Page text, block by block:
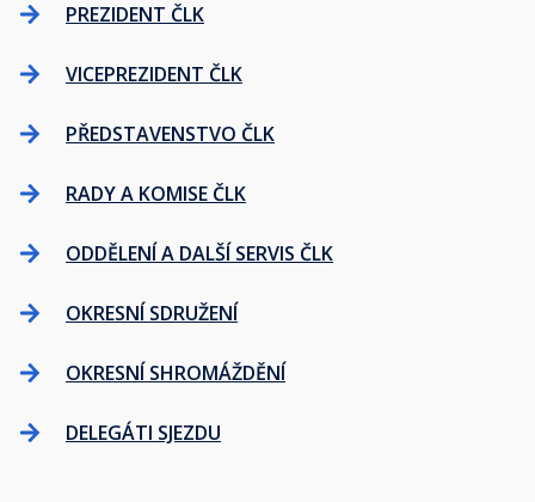
PREZIDENT ČLK
VICEPREZIDENT ČLK
PŘEDSTAVENSTVO ČLK
RADY A KOMISE ČLK
ODDĚLENÍ A DALŠÍ SERVIS ČLK
OKRESNÍ SDRUŽENÍ
OKRESNÍ SHROMÁŽDĚNÍ
DELEGÁTI SJEZDU